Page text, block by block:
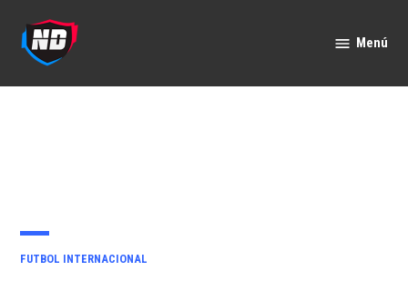
contenido
Menú
PUBLICADO
FUTBOL INTERNACIONAL